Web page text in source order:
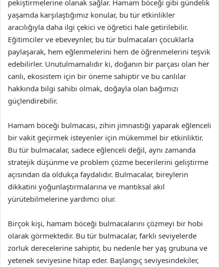
pekiştirmelerine olanak sağlar. Hamam böceği gibi gündelik
yaşamda karşılaştığımız konular, bu tür etkinlikler
aracılığıyla daha ilgi çekici ve öğretici hale getirilebilir.
Eğitimciler ve ebeveynler, bu tür bulmacaları çocuklarla
paylaşarak, hem eğlenmelerini hem de öğrenmelerini teşvik
edebilirler. Unutulmamalıdır ki, doğanın bir parçası olan her
canlı, ekosistem için bir öneme sahiptir ve bu canlılar
hakkında bilgi sahibi olmak, doğayla olan bağımızı
güçlendirebilir.
Hamam böceği bulmacası, zihin jimnastiği yaparak eğlenceli
bir vakit geçirmek isteyenler için mükemmel bir etkinliktir.
Bu tür bulmacalar, sadece eğlenceli değil, aynı zamanda
stratejik düşünme ve problem çözme becerilerini geliştirme
açısından da oldukça faydalıdır. Bulmacalar, bireylerin
dikkatini yoğunlaştırmalarına ve mantıksal akıl
yürütebilmelerine yardımcı olur.
Birçok kişi, hamam böceği bulmacalarını çözmeyi bir hobi
olarak görmektedir. Bu tür bulmacalar, farklı seviyelerde
zorluk derecelerine sahiptir, bu nedenle her yaş grubuna ve
yetenek seviyesine hitap eder. Başlangıç seviyesindekiler,